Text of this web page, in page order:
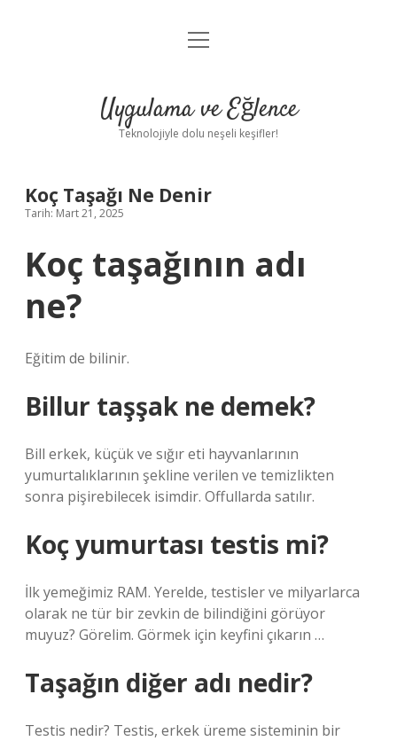
Anasayfa
Yasal Uyarı
menüyü
Uygulama ve Eğlence
Teknolojiyle dolu neşeli keşifler!
Koç Taşağı Ne Denir
Tarih: Mart 21, 2025
Koç taşağının adı
ne?
Eğitim de bilinir.
Billur taşşak ne demek?
Bill erkek, küçük ve sığır eti hayvanlarının
yumurtalıklarının şekline verilen ve temizlikten
sonra pişirebilecek isimdir. Offullarda satılır.
Koç yumurtası testis mi?
İlk yemeğimiz RAM. Yerelde, testisler ve milyarlarca
olarak ne tür bir zevkin de bilindiğini görüyor
muyuz? Görelim. Görmek için keyfini çıkarın …
Taşağın diğer adı nedir?
Testis nedir? Testis, erkek üreme sisteminin bir